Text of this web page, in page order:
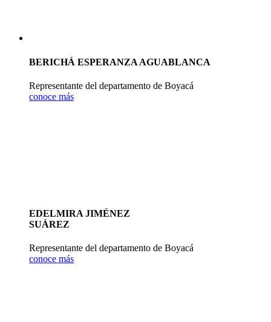
BERICHÁ ESPERANZA AGUABLANCA
Representante del departamento de Boyacá
conoce más
EDELMIRA JIMÉNEZ
SUÁREZ
Representante del departamento de Boyacá
conoce más